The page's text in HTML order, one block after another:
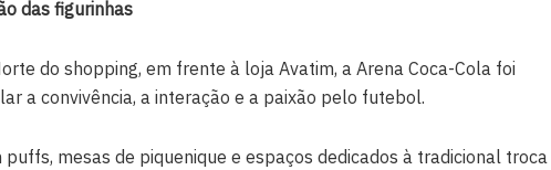
das figurinhas
do shopping, em frente à loja Avatim, a Arena Coca-Cola foi
a convivência, a interação e a paixão pelo futebol.
mesas de piquenique e espaços dedicados à tradicional troca